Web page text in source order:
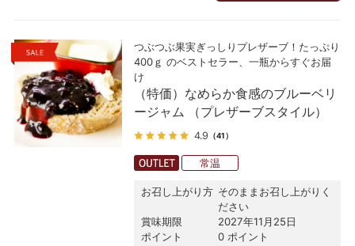
つぶつぶ果実ぎっしりプレザーブ！たっぷり
400ｇ のベストセラー、一瓶からすぐお届
け
（特価）なめらか食感のブルーベリ
ージャム （プレザーブスタイル）
4.9 （41）
常温
お召し上がり方 そのままお召し上がりく
ださい
賞味期限
2027年11月25日
ポイント
0 ポイント